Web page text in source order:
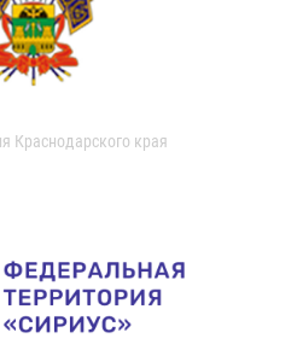
Краснодарского края